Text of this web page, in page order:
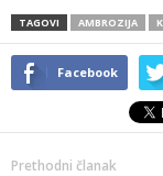
TAGOVI AMBROZIJA
Facebook
Prethodni članak